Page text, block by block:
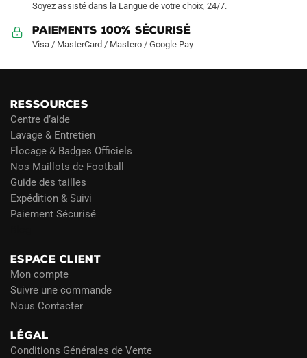
Soyez assisté dans la Langue de votre choix, 24/7.
Paiements 100% Sécurisé
Visa / MasterCard / Mastero / Google Pay
RESSOURCES
Centre d’aide
Lavage & Entretien
Flocage & Badges Officiels
Nos Maillots de Football
Guide des tailles
Expédition & Suivi
Paiement Sécurisé
ESPACE CLIENT
Mon compte
Suivre une commande
Nous Contacter
LÉGAL
Conditions Générales de Vente